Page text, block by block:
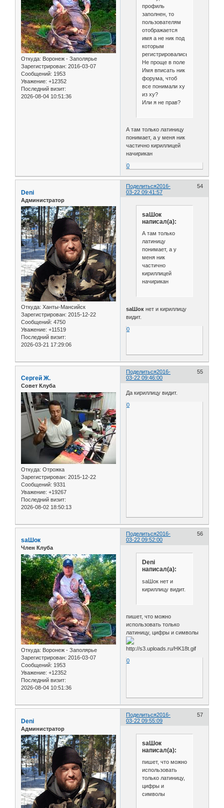
Откуда: Воронеж - Заполярье
Зарегистрирован: 2016-03-07
Сообщений: 1953
Уважение: +12352
Последний визит:
2026-08-04 10:51:36
профиль
заполнен, то
пользователям
отображается
имя а не ник под
которым
регистрировались.
Не проще в поле
Имя вписать ник
форума, чтоб
все понимали ху
из ху?
Или я не прав?
А там только латиницу
понимает, а у меня ник
частично кириллицей
начирикан
0
Поделиться 54
2016-
03-22 09:41:57
Deni
Администратор
Откуда: Ханты-Мансийск
Зарегистрирован: 2015-12-22
Сообщений: 4750
Уважение: +11519
Последний визит:
2026-03-21 17:29:06
saШок
написал(а):
А там только
латиницу
понимает, а у
меня ник
частично
кириллицей
начирикан
saШок нет и кириллицу
видит.
0
Поделиться 55
2016-
03-22 09:46:00
Сергей Ж.
Совет Клуба
Откуда: Отрожка
Зарегистрирован: 2015-12-22
Сообщений: 9331
Уважение: +19267
Последний визит:
2026-08-02 18:50:13
Да кириллицу видит.
0
Поделиться 56
2016-
03-22 09:52:00
saШок
Член Клуба
Откуда: Воронеж - Заполярье
Зарегистрирован: 2016-03-07
Сообщений: 1953
Уважение: +12352
Последний визит:
2026-08-04 10:51:36
Deni
написал(а):
saШок нет и
кириллицу видит.
пишет, что можно
использовать только
латиницу, цифры и символы
0
Поделиться 57
2016-
03-22 09:55:09
Deni
Администратор
saШок
написал(а):
пишет, что можно
использовать
только латиницу,
цифры и
символы